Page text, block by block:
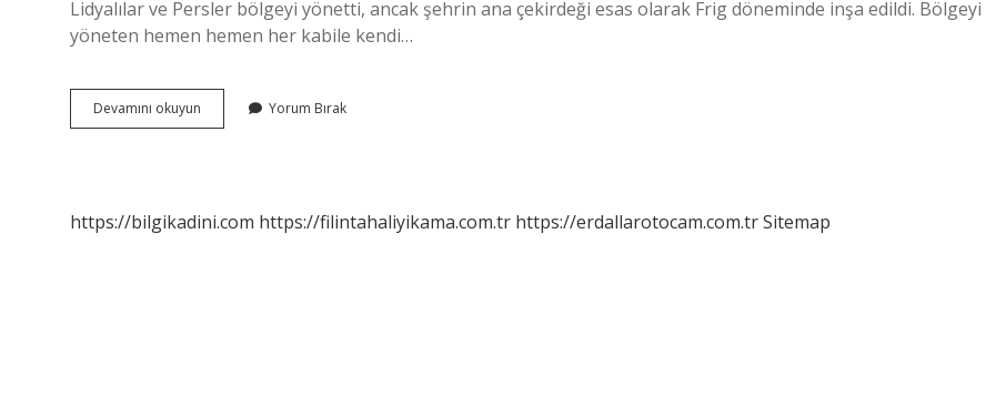
Lidyalılar ve Persler bölgeyi yönetti, ancak şehrin ana çekirdeği esas olarak Frig döneminde inşa edildi. Bölgeyi
yöneten hemen hemen her kabile kendi…
Devamını okuyun Pamukkale
Hangi
Yorum Bırak
https://bilgikadini.com https://filintahaliyikama.com.tr https://erdallarotocam.com.trSitemap